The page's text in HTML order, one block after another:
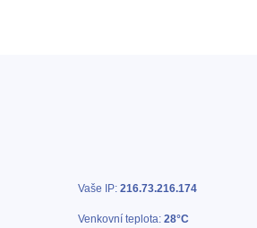
Vaše IP: 216.73.216.174
Venkovní teplota: 28°C